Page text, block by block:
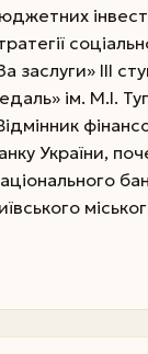
заслуги» III
ім. М.І.
України,